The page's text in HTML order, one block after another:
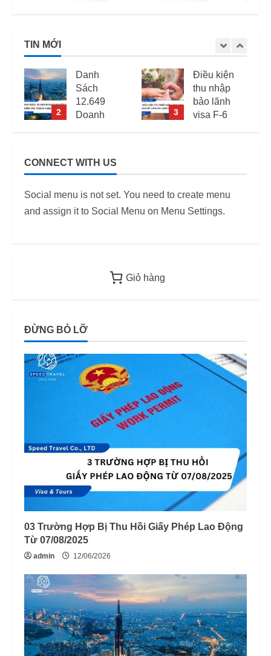
TIN MỚI
2
Danh
Sách
12.649
Doanh
ANTT Tại
Năm 2026
3
Điều kiện
thu nhập
bảo lãnh
visa F-6
từ 2026
CONNECT WITH US
Social menu is not set. You need to create menu
and assign it to Social Menu on Menu Settings.
Giỏ hàng
ĐỪNG BỎ LỠ
03 Trường Hợp Bị Thu Hồi Giấy Phép Lao Động
Từ 07/08/2025
admin 12/06/2026